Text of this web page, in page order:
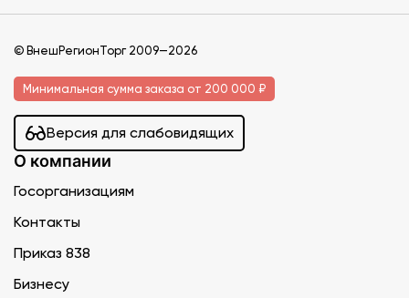
© ВнешРегионТорг 2009—2026
Минимальная сумма заказа от 200 000 ₽
Версия для слабовидящих
О компании
Госорганизациям
Контакты
Приказ 838
Бизнесу